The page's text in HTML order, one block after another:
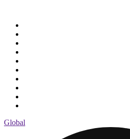
Global